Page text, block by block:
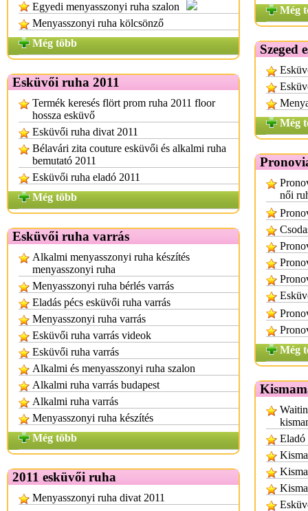
Egyedi menyasszonyi ruha szalon
Menyasszonyi ruha kölcsönző
Még több
Esküvői ruha 2011
Termék keresés flört prom ruha 2011 floor
hossza esküvő
Esküvői ruha divat 2011
Bélavári zita couture esküvői és alkalmi ruha
bemutató 2011
Esküvői ruha eladó 2011
Még több
Esküvői ruha varrás
Alkalmi menyasszonyi ruha készítés
menyasszonyi ruha
Menyasszonyi ruha bérlés varrás
Eladás pécs esküvői ruha varrás
Menyasszonyi ruha varrás
Esküvői ruha varrás videok
Esküvői ruha varrás
Alkalmi és menyasszonyi ruha szalon
Alkalmi ruha varrás budapest
Alkalmi ruha varrás
Menyasszonyi ruha készítés
Még több
2011 esküvői ruha
Menyasszonyi ruha divat 2011
Még
Szeged
Még
női
Még
Eladó